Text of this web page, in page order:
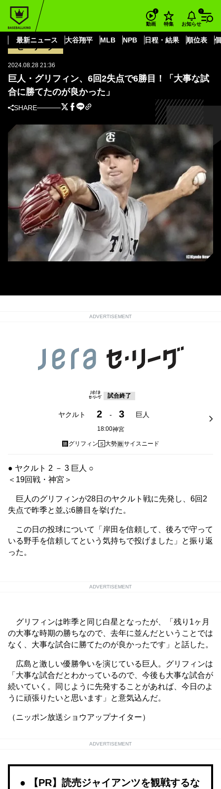
動画 特集 お知らせ
最新ニュース 大谷翔平 MLB NPB 日程・結果 順位表
BASEBALL KING
読売ジャイアンツ
巨人・グリフィン、6回2失点で6勝目！「大事な試合に勝てたのが良かっ
た」
セ・リーグ
2024.08.28 21:36
巨人・グリフィン、6回2失点で6勝目！「大事な試
合に勝てたのが良かった」
SHARE
ADVERTISEMENT
試合終了
ヤクルト 2 - 3 巨人
18:00神宮
勝 グリフィン S 大勢敗サイスニード
● ヤクルト 2 － 3 巨人 ○
＜19回戦・神宮＞
巨人のグリフィンが28日のヤクルト戦に先発し、6回2
失点で昨季と並ぶ6勝目を挙げた。
この日の投球について「岸田を信頼して、後ろで守って
いる野手を信頼してという気持ちで投げました」と振り返
った。
ADVERTISEMENT
グリフィンは昨季と同じ白星となったが、「残り1ヶ月
の大事な時期の勝ちなので、去年に並んだということでは
なく、大事な試合に勝てたのが良かったです」と話した。
広島と激しい優勝争いを演じている巨人。グリフィンは
「大事な試合だとわかっているので、今後も大事な試合が
続いていく。同じように先発することがあれば、今日のよ
うに頑張りたいと思います」と意気込んだ。
（ニッポン放送ショウアップナイター）
ADVERTISEMENT
【PR】読売ジャイアンツを観戦するな